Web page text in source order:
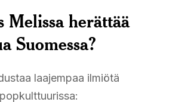
Melissa herättää
Suomessa?
laajempaa ilmiötä